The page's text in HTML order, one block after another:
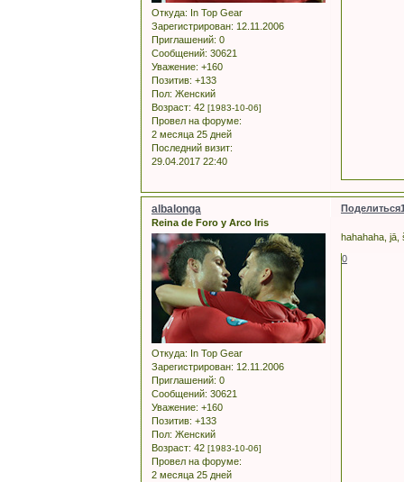
Откуда: In Top Gear
Зарегистрирован: 12.11.2006
Приглашений: 0
Сообщений: 30621
Уважение: +160
Позитив: +133
Пол: Женский
Возраст: 42 [1983-10-06]
Провел на форуме:
2 месяца 25 дней
Последний визит:
29.04.2017 22:40
Поделиться
albalonga
Reina de Foro y Arco Iris
Откуда: In Top Gear
Зарегистрирован: 12.11.2006
Приглашений: 0
Сообщений: 30621
Уважение: +160
Позитив: +133
Пол: Женский
Возраст: 42 [1983-10-06]
Провел на форуме:
2 месяца 25 дней
hahahaha,
0